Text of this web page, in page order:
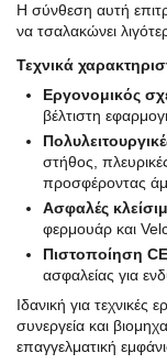
Η σύνθεση αυτή
να τσαλακώνει
Τεχνικά
Εργονομικός
βέλτιστη
στήθος,
προσφέροντας
Ασφαλές
φερμουάρ και
Πιστοποίηση
ασφαλείας για
Ιδανική για τεχνικές
συνεργεία και
επαγγελματική